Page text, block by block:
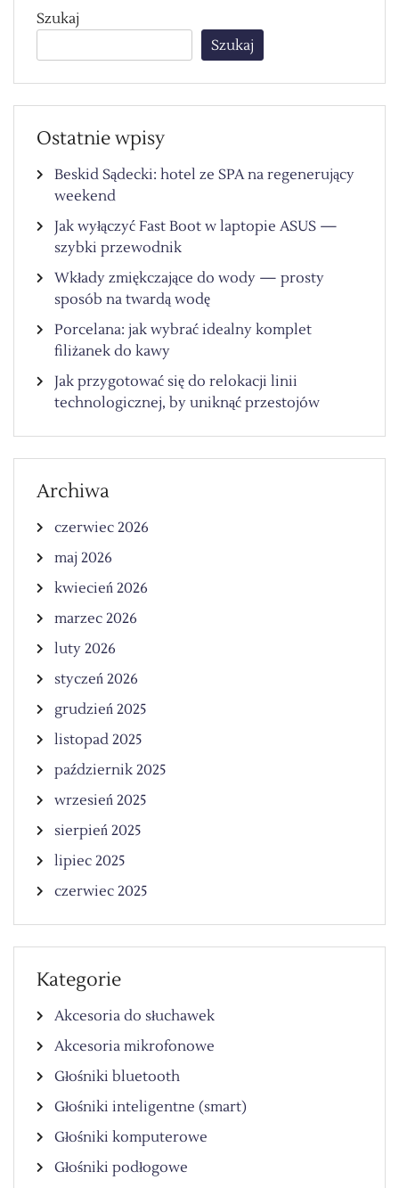
Szukaj
Szukaj
Ostatnie wpisy
Beskid Sądecki: hotel ze SPA na regenerujący
weekend
Jak wyłączyć Fast Boot w laptopie ASUS —
szybki przewodnik
Wkłady zmiękczające do wody — prosty
sposób na twardą wodę
Porcelana: jak wybrać idealny komplet
filiżanek do kawy
Jak przygotować się do relokacji linii
technologicznej, by uniknąć przestojów
Archiwa
czerwiec 2026
maj 2026
kwiecień 2026
marzec 2026
luty 2026
styczeń 2026
grudzień 2025
listopad 2025
październik 2025
wrzesień 2025
sierpień 2025
lipiec 2025
czerwiec 2025
Kategorie
Akcesoria do słuchawek
Akcesoria mikrofonowe
Głośniki bluetooth
Głośniki inteligentne (smart)
Głośniki komputerowe
Głośniki podłogowe